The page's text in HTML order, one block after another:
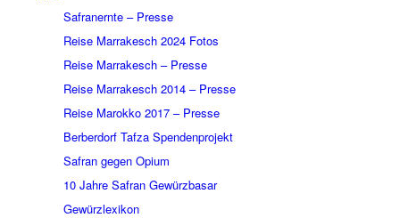
Safranernte – Presse
Reise Marrakesch 2024 Fotos
Reise Marrakesch – Presse
Reise Marrakesch 2014 – Presse
Reise Marokko 2017 – Presse
Berberdorf Tafza Spendenprojekt
Safran gegen Opium
10 Jahre Safran Gewürzbasar
Gewürzlexikon